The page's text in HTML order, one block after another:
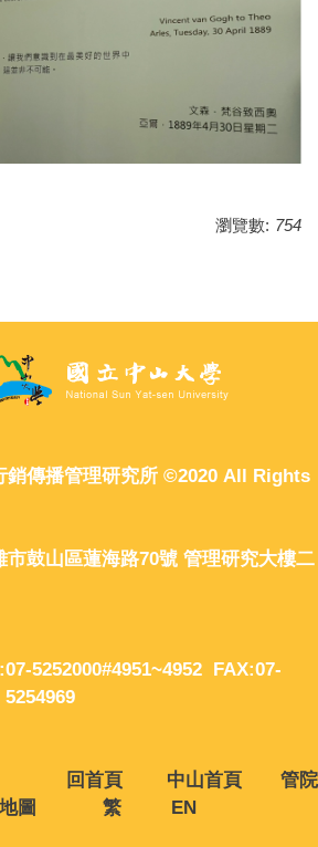
瀏覽數: 754
傳播管理研究所 ©2020 All Rights
山區蓮海路70號 管理研究大樓二
室
FAX:07-
5254969
回首頁 中山首頁
管院
圖 繁 EN